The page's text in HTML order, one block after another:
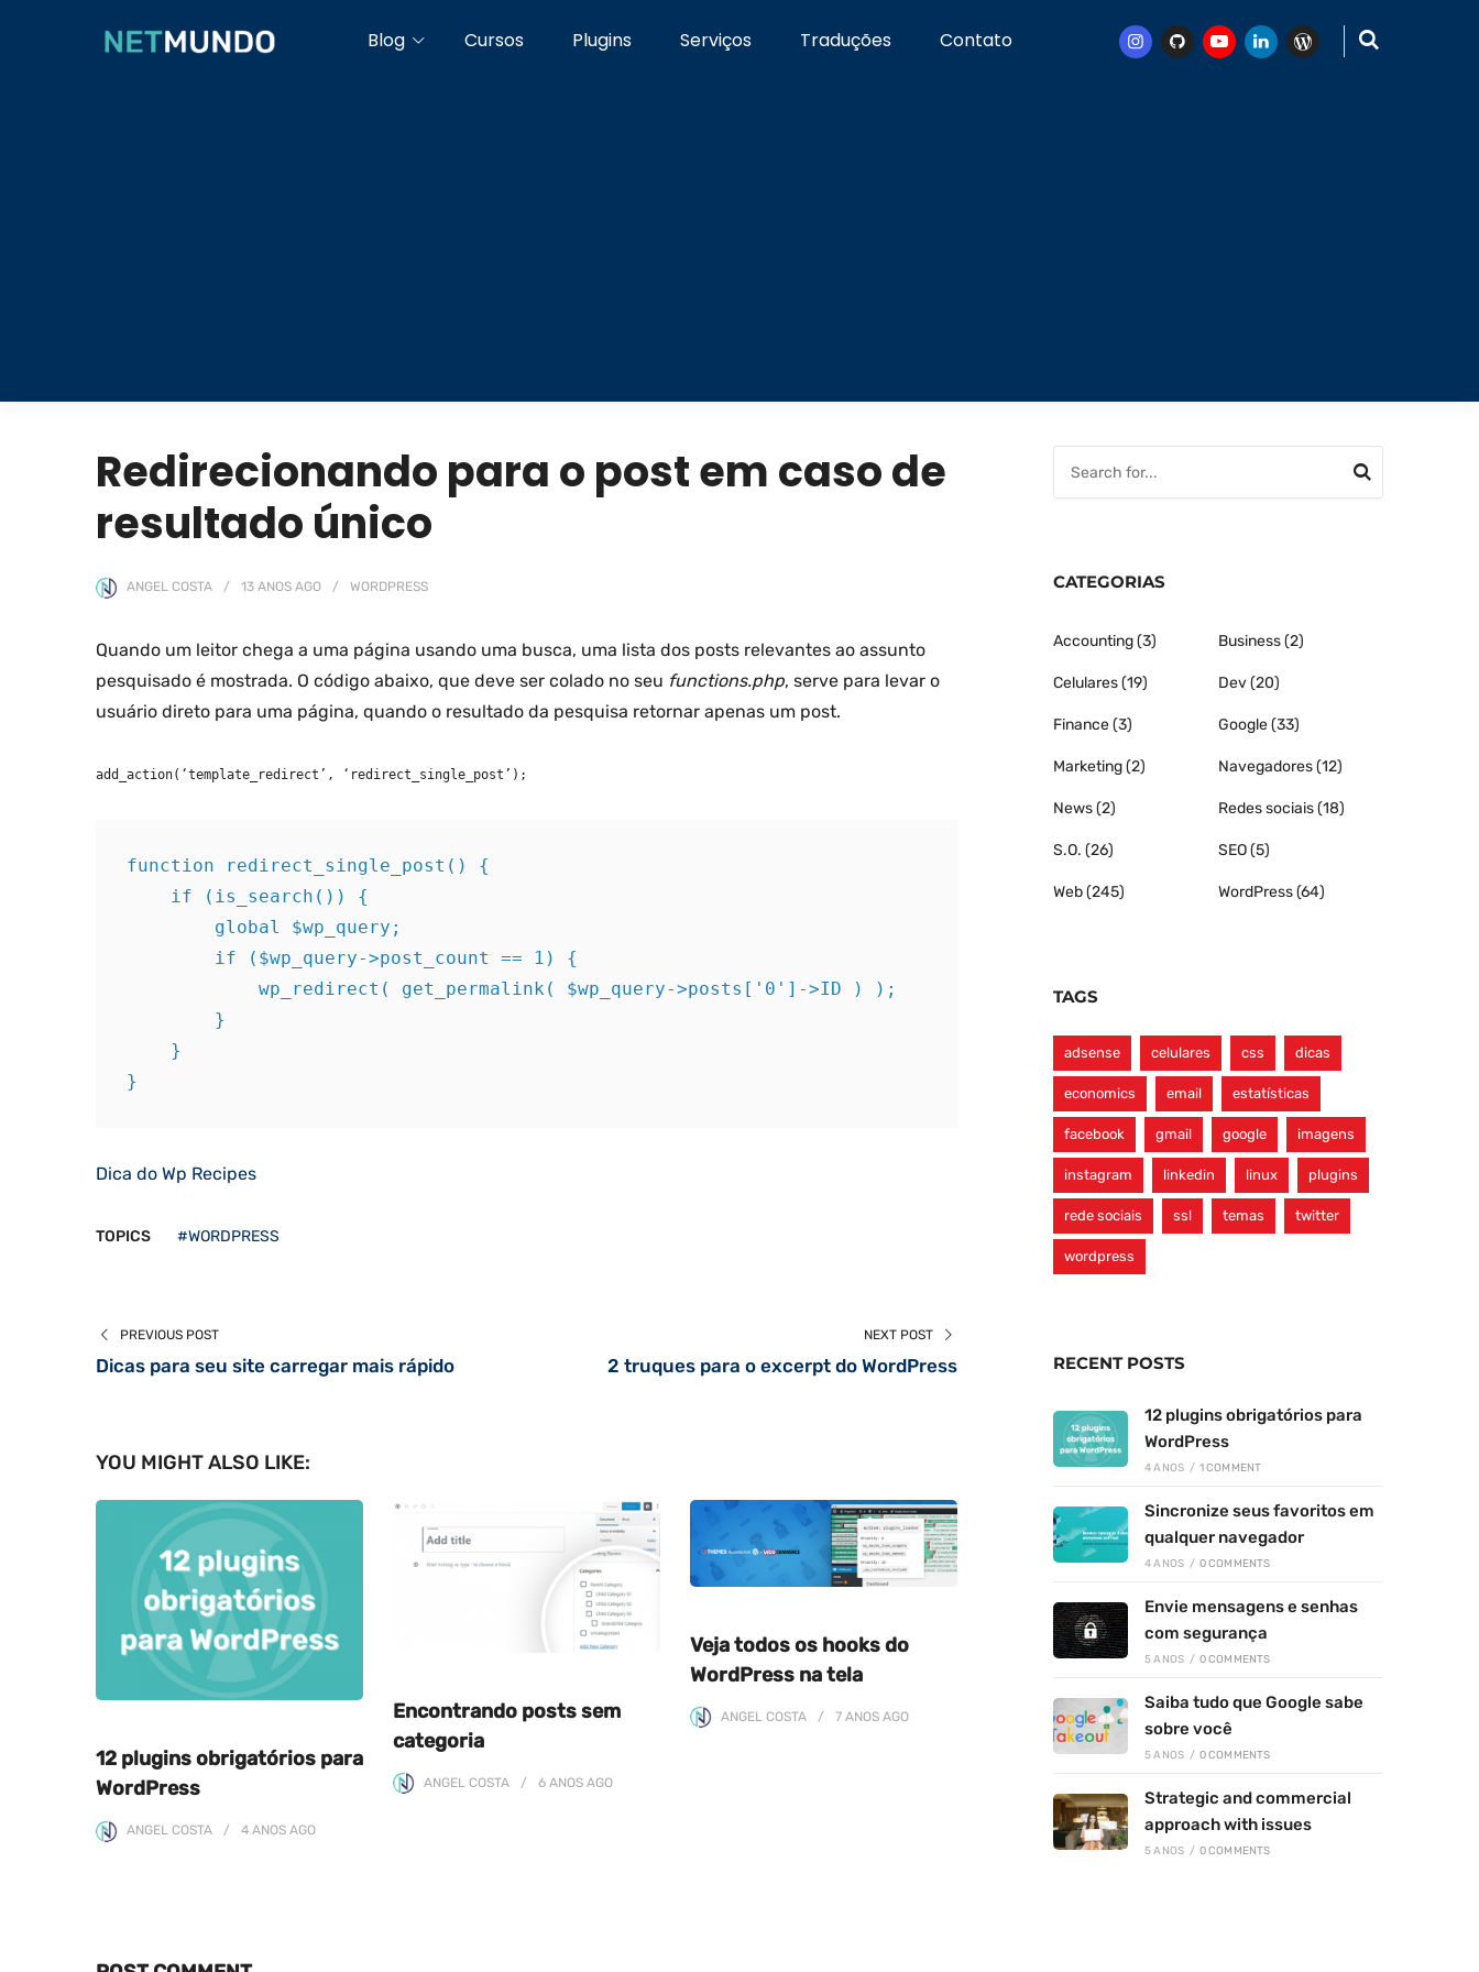
Blog Cursos Plugins Serviços Traduções Contato Instagram
GithubYoutubeLinkedinWordPress
Redirecionando para o post em caso de
resultado único
ANGEL COSTA 13 ANOS AGO WORDPRESS
Quando um leitor chega a uma página usando uma busca, uma lista dos posts relevantes ao assunto
pesquisado é mostrada. O código abaixo, que deve ser colado no seu functions.php, serve para levar o
usuário direto para uma página, quando o resultado da pesquisa retornar apenas um post.
add_action(‘template_redirect’, ‘redirect_single_post’);
function redirect_single_post() {
}
Dica do Wp Recipes
TOPICS #WORDPRESS
PREVIOUS POST
Dicas para seu site carregar mais rápido
NEXT POST
2 truques para o excerpt do WordPress
YOU MIGHT ALSO LIKE:
12 plugins obrigatórios para
WordPress
ANGEL COSTA 4 ANOS AGO
Encontrando posts sem
categoria
ANGEL COSTA 6 ANOS AGO
Veja todos os hooks do
WordPress na tela
ANGEL COSTA 7 ANOS AGO
CATEGORIAS
Accounting(3) Business(2)
Celulares(19) Dev(20)
Finance(3) Google(33)
Marketing(2) Navegadores(12)
News(2) Redes sociais(18)
S.O. (26) SEO(5)
Web(245) WordPress(64)
TAGS
adsense celulares css dicas
economics email estatísticas
facebook gmail google imagens
instagram linkedin linux plugins
rede sociais ssl temas twitter
wordpress
RECENT POSTS
12 plugins obrigatórios para
WordPress
4 ANOS / 1 COMMENT
Sincronize seus favoritos em
qualquer navegador
4 ANOS / 0 COMMENTS
Envie mensagens e senhas
com segurança
5 ANOS / 0 COMMENTS
Saiba tudo que Google sabe
sobre você
5 ANOS / 0 COMMENTS
Strategic and commercial
approach with issues
5 ANOS / 0 COMMENTS